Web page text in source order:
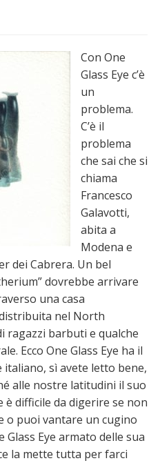
Con One
Glass Eye c’è
un
problema.
C’è il
problema
che sai che si
chiama
Francesco
Galavotti,
abita a
Modena e
dei Cabrera. Un bel
dovrebbe arrivare
una casa
nel North
ragazzi barbuti e qualche
Ecco One Glass Eye ha il
sì avete letto bene,
alle nostre latitudini il suo
difficile da digerire se non
o puoi vantare un cugino
Glass Eye armato delle sua
la mette tutta per farci